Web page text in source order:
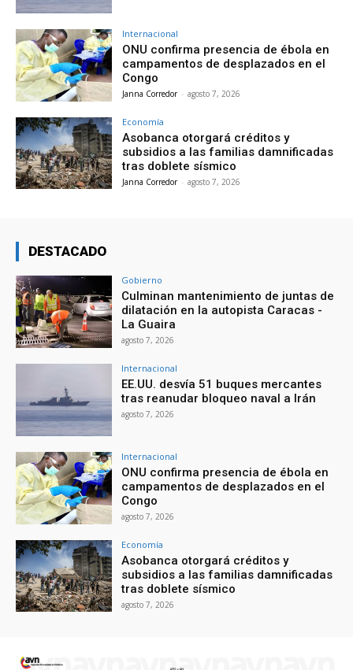
Internacional
ONU confirma presencia de ébola en
campamentos de desplazados en el
Congo
Janna Corredor - agosto 7, 2026
Economía
Asobanca otorgará créditos y
subsidios a las familias damnificadas
tras doblete sísmico
Janna Corredor - agosto 7, 2026
DESTACADO
Gobierno
Culminan mantenimiento de juntas de
dilatación en la autopista Caracas -
La Guaira
agosto 7, 2026
Internacional
EE.UU. desvía 51 buques mercantes
tras reanudar bloqueo naval a Irán
agosto 7, 2026
Internacional
ONU confirma presencia de ébola en
campamentos de desplazados en el
Congo
agosto 7, 2026
Economía
Asobanca otorgará créditos y
subsidios a las familias damnificadas
tras doblete sísmico
agosto 7, 2026